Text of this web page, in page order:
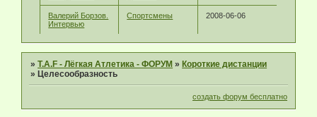
Валерий Борзов.
Интервью
Спортсмены 2008-06-06
»T.A.F - Лёгкая Атлетика - ФОРУМ » Короткие дистанции
» Целесообразность
создать форум бесплатно